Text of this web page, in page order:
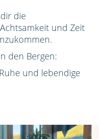
die
und Zeit
den Bergen:
und lebendige